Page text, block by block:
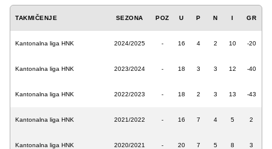
TAKMIČENJE SEZONA POZ U P N I GR
Kantonalna liga HNK 2024/2025 - 16 4 2 10 -20
Kantonalna liga HNK 2023/2024 - 18 3 3 12 -40
Kantonalna liga HNK 2022/2023 - 18 2 3 13 -43
Kantonalna liga HNK 2021/2022 - 16 7 4 5 2
Kantonalna liga HNK 2020/2021 - 20 7 5 8 3